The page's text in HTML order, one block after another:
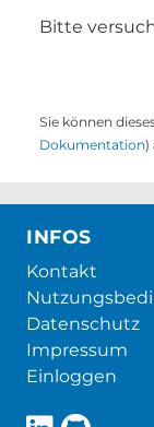
Bitte
Sie können
Dokumentation)
INFOS
Kontakt
Datenschutz
Impressum
Einloggen